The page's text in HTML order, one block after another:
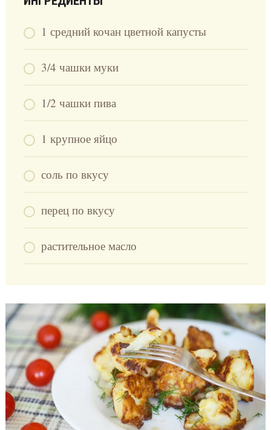
1 средний кочан цветной капусты
3/4 чашки муки
1/2 чашки пива
1 крупное яйцо
соль по вкусу
перец по вкусу
растительное масло